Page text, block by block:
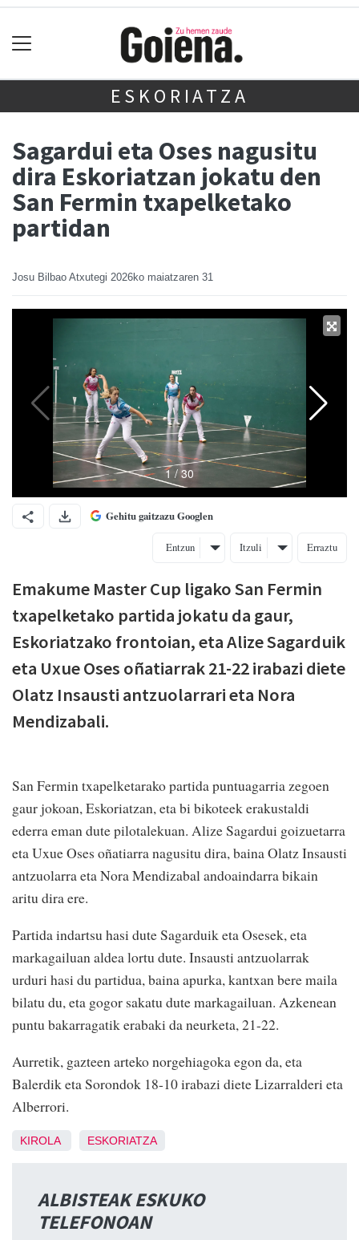
ESKORIATZA
Sagardui eta Oses nagusitu
dira Eskoriatzan jokatu den
San Fermin txapelketako
partidan
Josu Bilbao Atxutegi 2026ko maiatzaren 31
Gehitu gaitzazu Googlen
Entzun Itzuli Erraztu
Emakume Master Cup ligako San Fermin
txapelketako partida jokatu da gaur,
Eskoriatzako frontoian, eta Alize Sagarduik
eta Uxue Oses oñatiarrak 21-22 irabazi diete
Olatz Insausti antzuolarrari eta Nora
Mendizabali.
San Fermin txapelketarako partida puntuagarria zegoen
gaur jokoan, Eskoriatzan, eta bi bikoteek erakustaldi
ederra eman dute pilotalekuan. Alize Sagardui goizuetarra
eta Uxue Oses oñatiarra nagusitu dira, baina Olatz Insausti
antzuolarra eta Nora Mendizabal andoaindarra bikain
aritu dira ere.
Partida indartsu hasi dute Sagarduik eta Osesek, eta
markagailuan aldea lortu dute. Insausti antzuolarrak
urduri hasi du partidua, baina apurka, kantxan bere maila
bilatu du, eta gogor sakatu dute markagailuan. Azkenean
puntu bakarragatik erabaki da neurketa, 21-22.
Aurretik, gazteen arteko norgehiagoka egon da, eta
Balerdik eta Sorondok 18-10 irabazi diete Lizarralderi eta
Alberrori.
KIROLA ESKORIATZA
ALBISTEAK ESKUKO
TELEFONOAN